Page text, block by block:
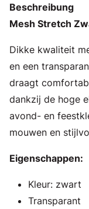
Beschreibung
Mesh Stretch
Dikke kwaliteit
en een
draagt
dankzij de hoge
avond- en
mouwen en
Eigenschappen:
Kleur: zwart
Transparant